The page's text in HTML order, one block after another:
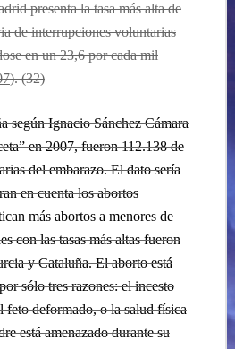
presenta la tasa más alta de
de interrupciones voluntarias
en un 23,6 por cada mil
).(32)
segúnIgnacio Sánchez Cámara
en 2007, fueron 112.138 de
del embarazo. El dato sería
en cuenta los abortos
más abortos a menores de
con las tasas más altas fueron
y Cataluña. El aborto está
sólo tres razones: el incesto
feto deformado, o la salud física
está amenazado durante su